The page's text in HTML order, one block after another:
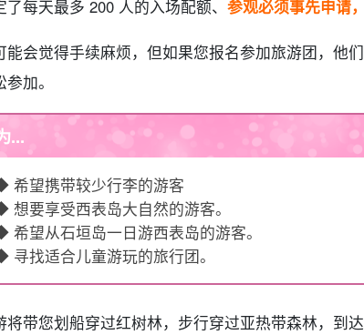
了每天最多 200 人的入场配额、 参观必须事先申请
能会觉得手续麻烦，但如果您报名参加旅游团，他
加。
...
希望携带较少行李的游客
想要享受西表岛大自然的游客。
希望从石垣岛一日游西表岛的游客。
寻找适合儿童游玩的旅行团。
将带您划船穿过红树林，步行穿过亚热带森林，到达